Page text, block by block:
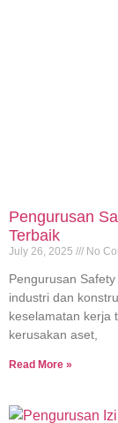
Pengurusan
Terbaik
July 26, 2025 No
Pengurusan
industri dan
keselamatan kerja
kerusakan aset,
Read More »